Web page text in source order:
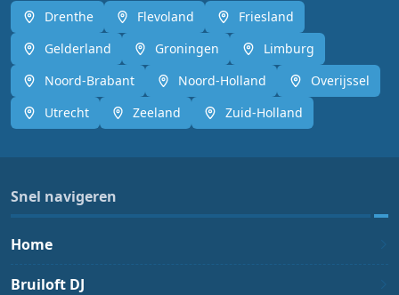
Drenthe Flevoland
Friesland
Gelderland
Groningen
Limburg
Noord-Brabant
Noord-Holland
Overijssel
Utrecht
Zeeland Zuid-Holland
Snel navigeren
Home
Bruiloft DJ